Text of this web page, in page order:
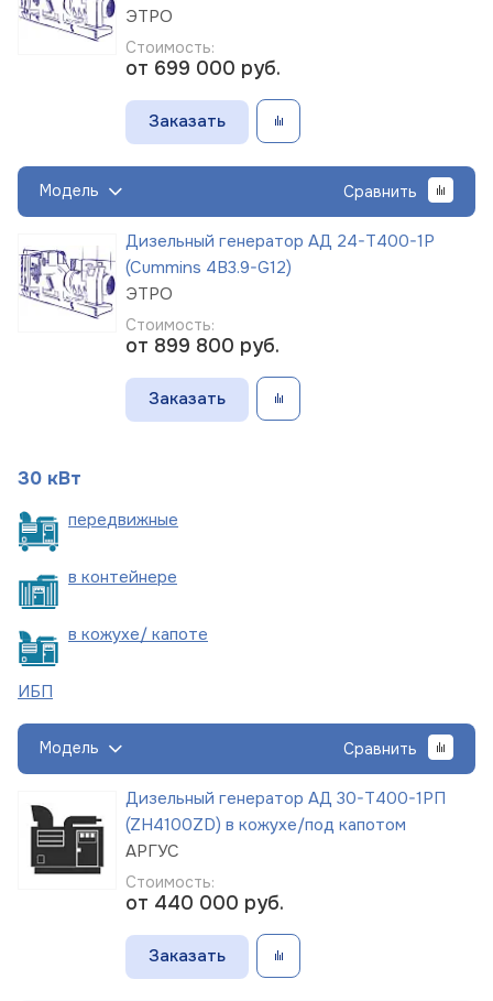
ЭТРО
Стоимость:
от 699 000 руб.
Заказать
Модель Сравнить
Дизельный генератор АД 24-Т400-1Р
(Cummins 4B3.9-G12)
ЭТРО
Стоимость:
от 899 800 руб.
Заказать
30 кВт
передвижные
в контейнере
в кожухе/ капоте
ИБП
Модель Сравнить
Дизельный генератор АД 30-Т400-1РП
(ZH4100ZD) в кожухе/под капотом
АРГУС
Стоимость:
от 440 000 руб.
Заказать